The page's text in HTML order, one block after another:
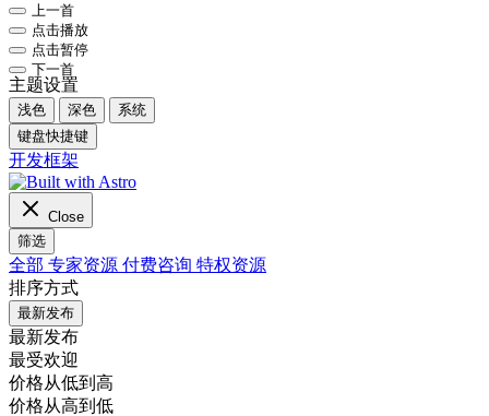
上一首
点击播放
点击暂停
下一首
主题设置
浅色 深色
系统
键盘快捷键
开发框架
Close
筛选
全部 专家资源 付费咨询 特权资源
排序方式
最新发布
最新发布
最受欢迎
价格从低到高
价格从高到低